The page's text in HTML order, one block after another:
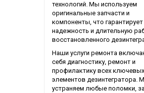
технологий. Мы используем
оригинальные запчасти и
компоненты, что гарантирует
надежность и длительную
восстановленного
Наши услуги ремонта
себя диагностику, ремонт и
профилактику всех ключевых
элементов дезинтегратора.
устраняем любые поломки,